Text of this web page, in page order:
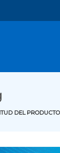
DEL PRODUCTO